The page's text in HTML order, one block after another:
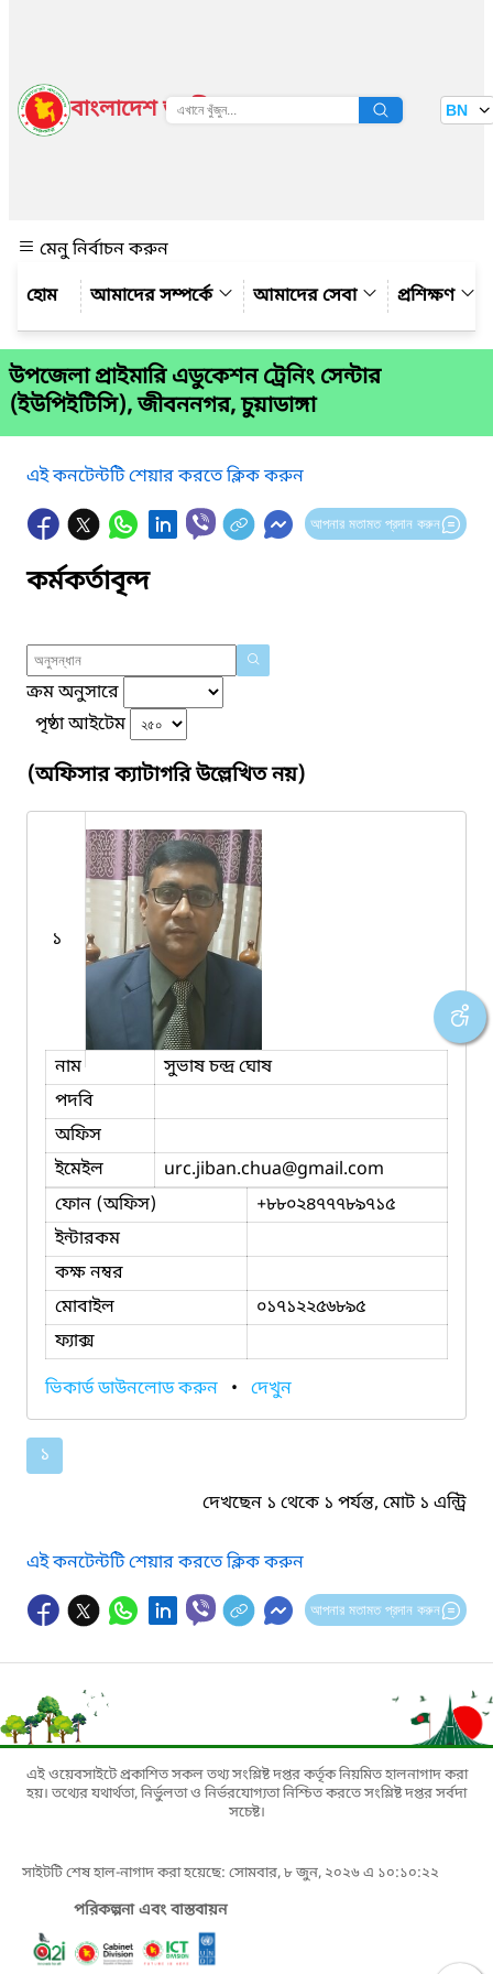
বাংলাদেশ জাতীয় তথ্য বাতায়ন BN
মেনু নির্বাচন করুন
আমাদের সম্পর্কে
আমাদের সেবা প্রশিক্ষণ
উপজেলা প্রাইমারি এডুকেশন ট্রেনিং সেন্টার
(ইউপিইটিসি), জীবননগর, চুয়াডাঙ্গা
এই কনটেন্টটি শেয়ার করতে ক্লিক করুন
আপনার মতামত প্রদান করুন
কর্মকর্তাবৃন্দ
ক্রম অনুসারে
পৃষ্ঠা আইটেম
(অফিসার ক্যাটাগরি উল্লেখিত নয়)
১
নাম
সুভাষ চন্দ্র ঘোষ
পদবি
অফিস
ইমেইল
urc.jiban.chua@gmail.com
ফোন (অফিস)
+৮৮০২৪৭৭৭৮৯৭১৫
ইন্টারকম
কক্ষ নম্বর
মোবাইল
০১৭১২২৫৬৮৯৫
ফ্যাক্স
ভিকার্ড ডাউনলোড করুন • দেখুন
১
দেখছেন ১ থেকে ১ পর্যন্ত, মোট ১ এন্ট্রি
এই কনটেন্টটি শেয়ার করতে ক্লিক করুন
আপনার মতামত প্রদান করুন
এই ওয়েবসাইটে প্রকাশিত সকল তথ্য সংশ্লিষ্ট দপ্তর কর্তৃক নিয়মিত হালনাগাদ করা
হয়। তথ্যের যথার্থতা, নির্ভুলতা ও নির্ভরযোগ্যতা নিশ্চিত করতে সংশ্লিষ্ট দপ্তর সর্বদা
সচেষ্ট।
সাইটটি শেষ হাল-নাগাদ করা হয়েছে: সোমবার, ৮ জুন, ২০২৬ এ ১০:১০:২২
পরিকল্পনা এবং বাস্তবায়ন